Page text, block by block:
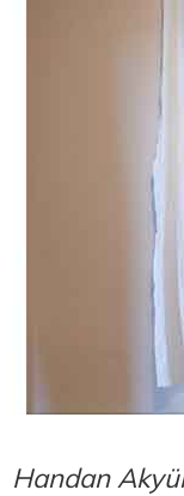
Handan